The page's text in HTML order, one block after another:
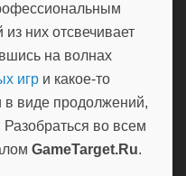
них отсвечивает
на волнах
игр и какое-то
в виде продолжений,
во всем
GameTarget.Ru.